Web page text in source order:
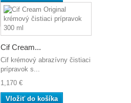
Cif Cream...
Cif krémový abrazívny čistiaci
prípravok s...
1,170 €
Vložiť do košíka